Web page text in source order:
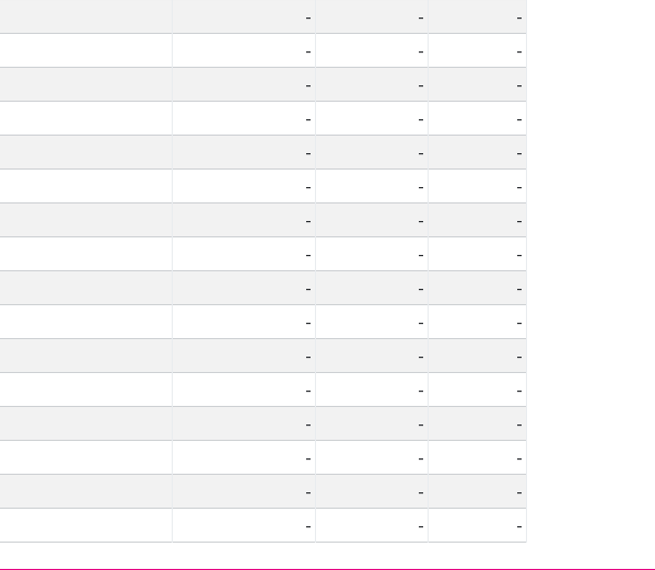
- -
-
- -
-
- -
-
- -
-
- -
-
- -
-
- -
-
- -
-
- -
-
- -
-
- -
-
- -
-
- -
-
- -
-
- -
-
- - -